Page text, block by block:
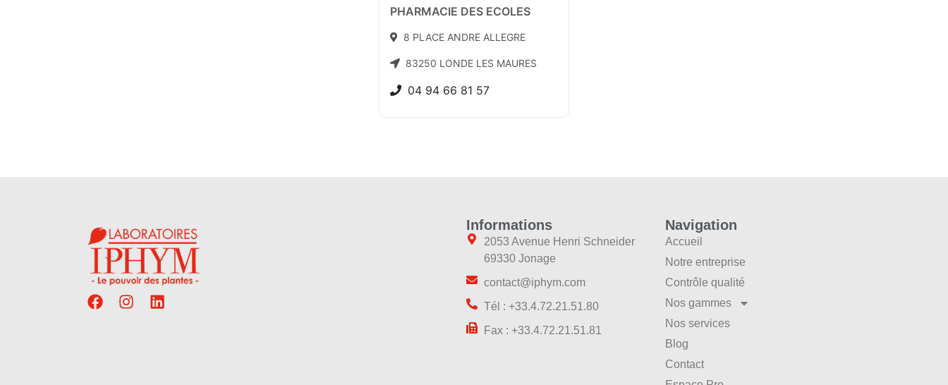
PHARMACIE DES ECOLES
8 PLACE ANDRE ALLEGRE
83250 LONDE LES MAURES
04 94 66 81 57
Informations
2053 Avenue Henri Schneider
69330 Jonage
contact@iphym.com
Tél : +33.4.72.21.51.80
Fax : +33.4.72.21.51.81
Navigation
Accueil
Notre entreprise
Contrôle qualité
Nos gammes
Nos services
Blog
Contact